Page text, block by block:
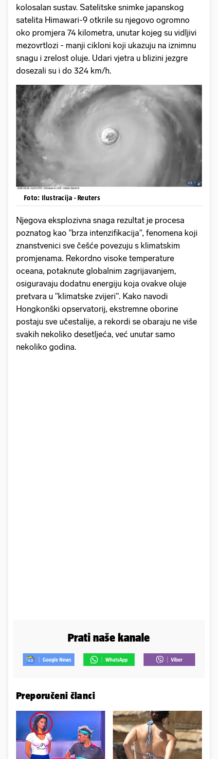
kolosalan sustav. Satelitske snimke japanskog
satelita Himawari-9 otkrile su njegovo ogromno
oko promjera 74 kilometra, unutar kojeg su vidljivi
mezovrtlozi - manji cikloni koji ukazuju na iznimnu
snagu i zrelost oluje. Udari vjetra u blizini jezgre
dosezali su i do 324 km/h.
Foto: Ilustracija - Reuters
Njegova eksplozivna snaga rezultat je procesa
poznatog kao "brza intenzifikacija", fenomena koji
znanstvenici sve češće povezuju s klimatskim
promjenama. Rekordno visoke temperature
oceana, potaknute globalnim zagrijavanjem,
osiguravaju dodatnu energiju koja ovakve oluje
pretvara u "klimatske zvijeri". Kako navodi
Hongkonški opservatorij, ekstremne oborine
postaju sve učestalije, a rekordi se obaraju ne više
svakih nekoliko desetljeća, već unutar samo
nekoliko godina.
Prati naše kanale
Preporučeni članci